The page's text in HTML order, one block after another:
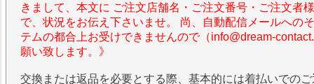
きまして、本文に ご注文店舗名・ご注文番号・ご注文者
で、状況をお伝え下さいませ。 尚、自動配信メールへの
テムの都合上お受けできませんので（info@dream-
願い致します。》
交換または返品を必要とする際、基本的には着払いでの